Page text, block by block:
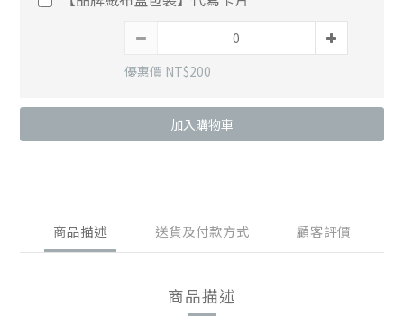
優惠價 NT$200
加入購物車
商品描述 送貨及付款方式 顧客評價
商品描述